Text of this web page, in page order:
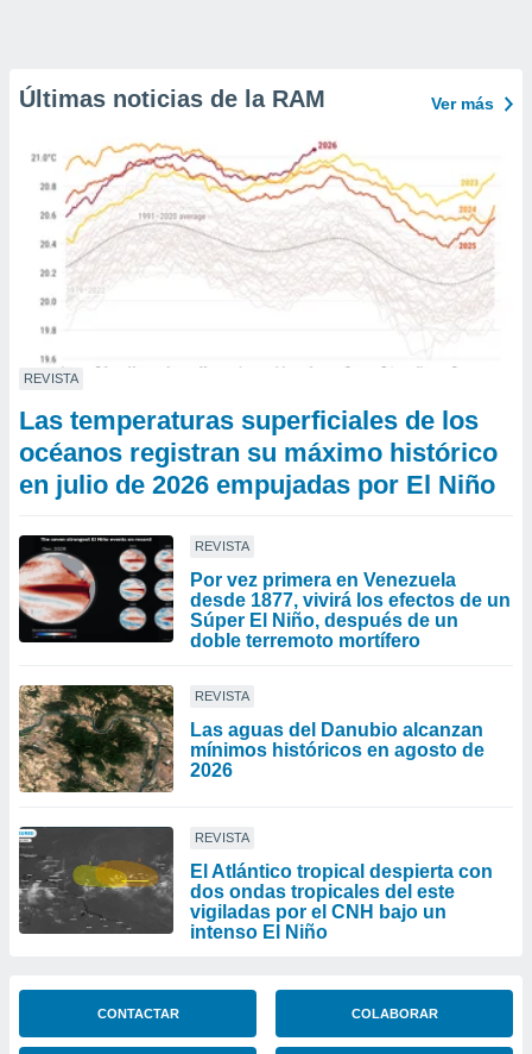
Últimas noticias de la RAM Ver más
REVISTA
Las temperaturas superficiales de los
océanos registran su máximo histórico
en julio de 2026 empujadas por El Niño
REVISTA
Por vez primera en Venezuela
desde 1877, vivirá los efectos de un
Súper El Niño, después de un
doble terremoto mortífero
REVISTA
Las aguas del Danubio alcanzan
mínimos históricos en agosto de
2026
REVISTA
El Atlántico tropical despierta con
dos ondas tropicales del este
vigiladas por el CNH bajo un
intenso El Niño
CONTACTAR COLABORAR